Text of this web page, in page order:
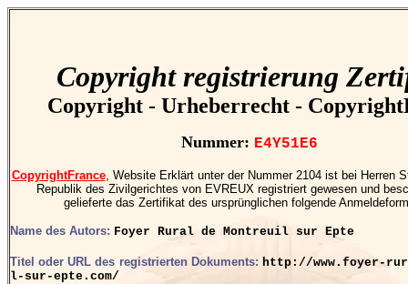
Copyright registrierung
Copyright - Urheberrecht -
Nummer: E4Y51E6
CopyrightFrance, Website Erklärt unter der Nummer 2104 ist bei Herren
Republik des Zivilgerichtes von EVREUX registriert gewesen und
gelieferte das Zertifikat des ursprünglichen folgende
Name des Autors: Foyer Rural de Montreuil sur Epte
Titel oder URL des registrierten Dokuments: http://www.foyer-
l-sur-epte.com/